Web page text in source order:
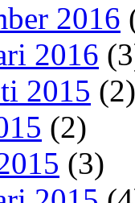
2016
2016
2015 (2)
(2)
(3)